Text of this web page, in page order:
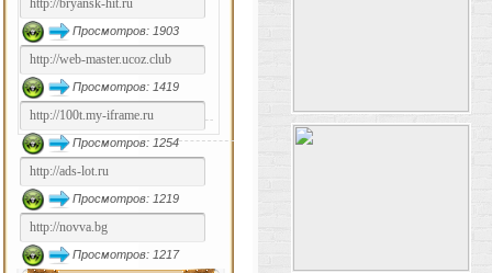
Просмотров: 1903
Просмотров: 1419
Просмотров: 1254
Просмотров: 1219
Просмотров: 1217